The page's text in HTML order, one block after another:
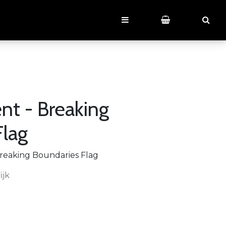
- Breaking
Boundaries Flag